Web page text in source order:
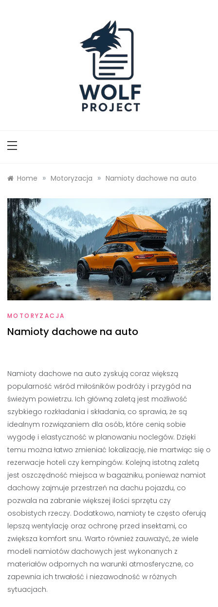
Home » Motoryzacja » Namioty dachowe na auto
MOTORYZACJA
Namioty dachowe na auto
Namioty dachowe na auto zyskują coraz większą
popularność wśród miłośników podróży i przygód na
świeżym powietrzu. Ich główną zaletą jest możliwość
szybkiego rozkładania i składania, co sprawia, że są
idealnym rozwiązaniem dla osób, które cenią sobie
wygodę i elastyczność w planowaniu noclegów. Dzięki
temu można łatwo zmieniać lokalizację, nie martwiąc się o
rezerwacje hoteli czy kempingów. Kolejną istotną zaletą
jest oszczędność miejsca w bagażniku, ponieważ namiot
dachowy zajmuje przestrzeń na dachu pojazdu, co
pozwala na zabranie większej ilości sprzętu czy
osobistych rzeczy. Dodatkowo, namioty te często oferują
lepszą wentylację oraz ochronę przed insektami, co
zwiększa komfort snu. Warto również zauważyć, że wiele
modeli namiotów dachowych jest wykonanych z
materiałów odpornych na warunki atmosferyczne, co
zapewnia ich trwałość i niezawodność w różnych
sytuacjach.